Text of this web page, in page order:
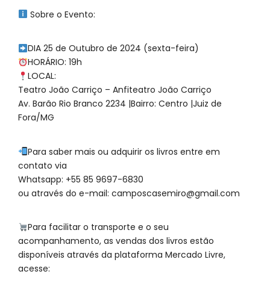
Sobre o Evento:
DIA 25 de Outubro de 2024 (sexta-feira)
HORÁRIO: 19h
LOCAL:
Teatro João Carriço – Anfiteatro João Carriço
Av. Barão Rio Branco 2234 |Bairro: Centro |Juiz de
Fora/MG
Para saber mais ou adquirir os livros entre em
contato via
Whatsapp: +55 85 9697-6830
ou através do e-mail: camposcasemiro@gmail.com
Para facilitar o transporte e o seu
acompanhamento, as vendas dos livros estão
disponíveis através da plataforma Mercado Livre,
acesse: